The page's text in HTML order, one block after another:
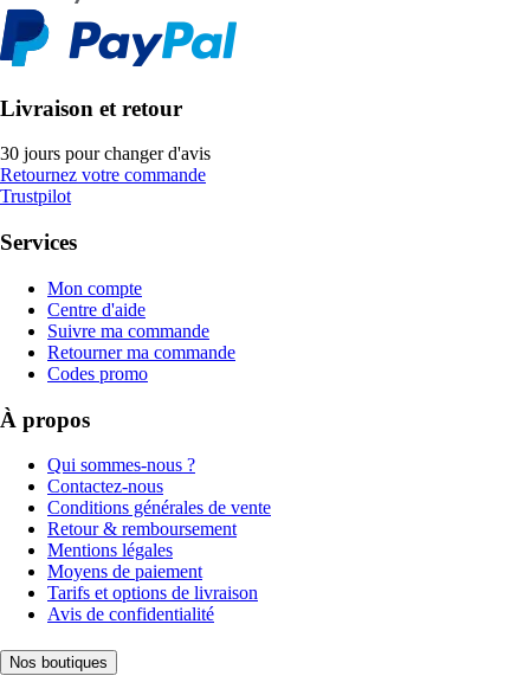
Livraison et retour
30 jours pour changer d'avis
Retournez votre commande
Trustpilot
Services
Mon compte
Centre d'aide
Suivre ma commande
Retourner ma commande
Codes promo
À propos
Qui sommes-nous ?
Contactez-nous
Conditions générales de vente
Retour & remboursement
Mentions légales
Moyens de paiement
Tarifs et options de livraison
Avis de confidentialité
Nos boutiques